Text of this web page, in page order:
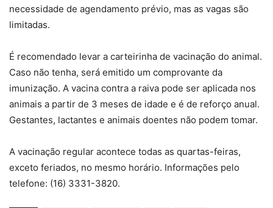
necessidade de agendamento prévio, mas as vagas são
limitadas.
É recomendado levar a carteirinha de vacinação do animal.
Caso não tenha, será emitido um comprovante da
imunização. A vacina contra a raiva pode ser aplicada nos
animais a partir de 3 meses de idade e é de reforço anual.
Gestantes, lactantes e animais doentes não podem tomar.
A vacinação regular acontece todas as quartas-feiras,
exceto feriados, no mesmo horário. Informações pelo
telefone: (16) 3331-3820.